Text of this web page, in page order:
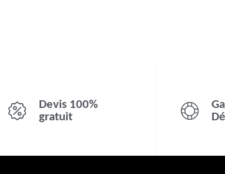
Devis 100%
gratuit